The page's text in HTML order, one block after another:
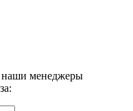
наши менеджеры